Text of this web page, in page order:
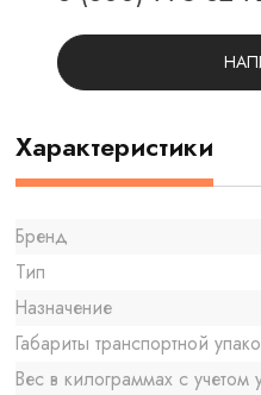
Характеристики
Бренд
Тип
Назначение
Габариты транспортной
Вес в килограммах с учетом